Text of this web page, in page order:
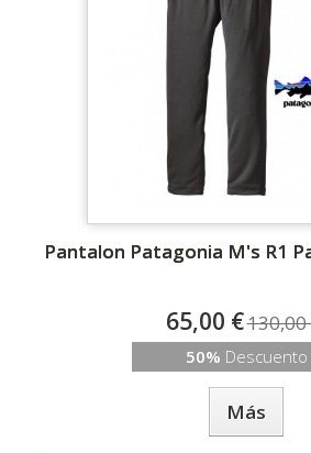
Pantalon Patagonia M's R1
65,00 €130,00
50% Descuento
Más